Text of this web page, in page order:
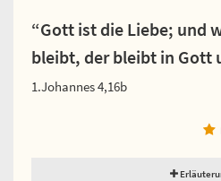
“Gott ist die Liebe; und
bleibt, der bleibt in Gott
1.Johannes 4,16b